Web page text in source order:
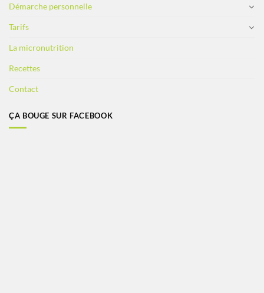
Démarche personnelle
Tarifs
La micronutrition
Recettes
Contact
ÇA BOUGE SUR FACEBOOK